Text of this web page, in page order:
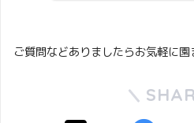
ご質問などありましたらお気軽に園